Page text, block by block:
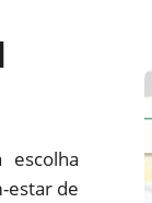
estar de